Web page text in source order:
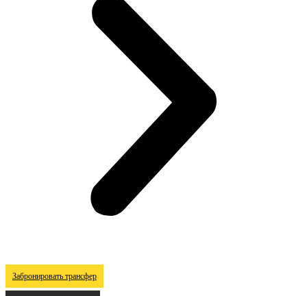
Забронировать трансфер